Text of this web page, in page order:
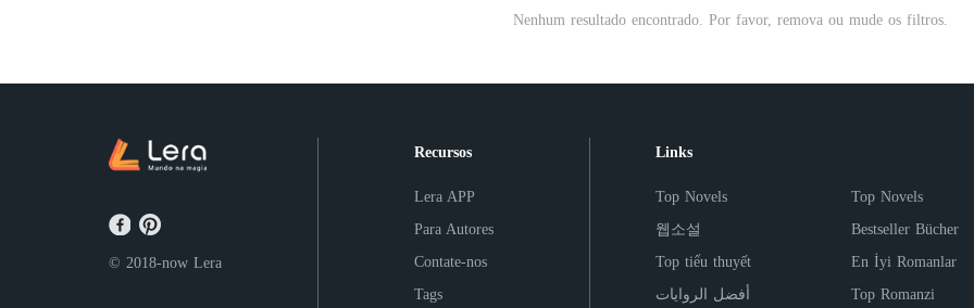
Nenhum resultado encontrado. Por favor, remova ou mude os filtros.
© 2018-now Lera
Recursos
Lera APP
Para Autores
Contate-nos
Tags
Links
Top Novels
Top Novels
웹소설
Bestseller Bücher
Top tiểu thuyết
En İyi Romanlar
أفضل الروايات
Top Romanzi